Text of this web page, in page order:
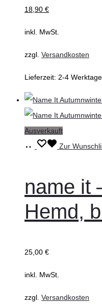
können
Produktseite
18,90 €
inkl. MwSt.
zzgl. Versandkosten
Lieferzeit: 2-4 Werktage
Ausverkauft
Ausführung
Dieses
mehrere
Varianten
auf.
Optionen
der
Zur
name it
Hemd,
25,00 €
inkl. MwSt.
zzgl. Versandkosten